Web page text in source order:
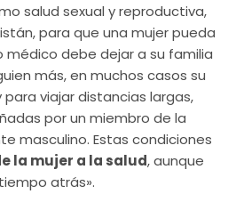
salud sexual y reproductiva,
para que una mujer pueda
debe dejar a su familia
más, en muchos casos su
viajar distancias largas,
por un miembro de la
masculino. Estas condiciones
la mujer a la salud, aunque
atrás».